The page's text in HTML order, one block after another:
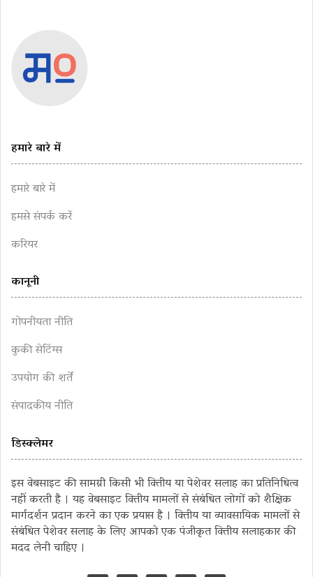
हमारे बारे में
हमारे बारे में
हमसे संपर्क करें
करियर
कानूनी
गोपनीयता नीति
कुकी सेटिंग्स
उपयोग की शर्तें
संपादकीय नीति
डिस्क्लेमर
इस वेबसाइट की सामग्री किसी भी वित्तीय या पेशेवर सलाह का प्रतिनिधित्व
नहीं करती है । यह वेबसाइट वित्तीय मामलों से संबंधित लोगों को शैक्षिक
मार्गदर्शन प्रदान करने का एक प्रयास है । वित्तीय या व्यावसायिक मामलों से
संबंधित पेशेवर सलाह के लिए आपको एक पंजीकृत वित्तीय सलाहकार की
मदद लेनी चाहिए ।